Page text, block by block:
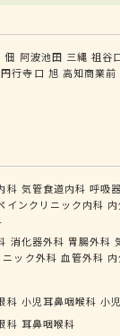
佃 阿波池田 三縄 祖谷
円行寺口 旭 高知商業前
科 気管食道内科 呼吸
インクリニック内科
消化器外科 胃腸外科
ック外科 血管外科
科 小児耳鼻咽喉科 小
科 耳鼻咽喉科